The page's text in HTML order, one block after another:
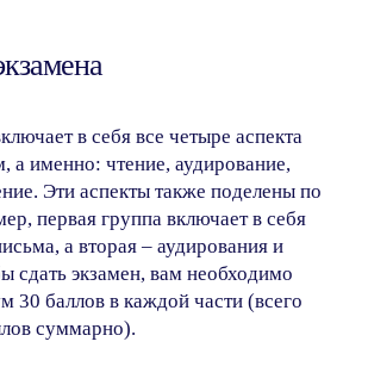
в себя все четыре аспекта
а именно: чтение, аудирование,
Эти аспекты также поделены по
первая группа включает в себя
а вторая – аудирования и
сдать экзамен, вам необходимо
30 баллов в каждой части (всего
суммарно).